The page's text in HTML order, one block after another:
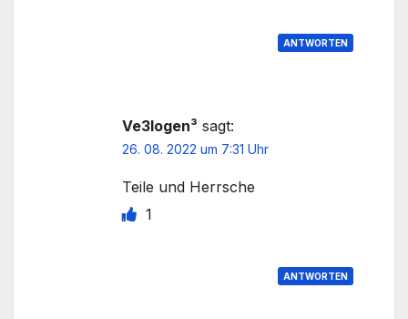
ANTWORTEN
Ve3logen³ sagt:
26. 08. 2022 um 7:31 Uhr
Teile und Herrsche
1
ANTWORTEN